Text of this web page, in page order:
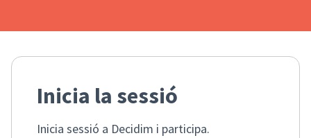
Inicia la sessió
Inicia sessió a Decidim i participa.